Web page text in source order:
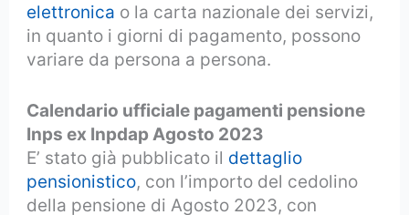
elettronica o la carta nazionale dei servizi,
in quanto i giorni di pagamento, possono
variare da persona a persona.
Calendario ufficiale pagamenti pensione
Inps ex Inpdap Agosto 2023
E’ stato già pubblicato il dettaglio
pensionistico, con l’importo del cedolino
della pensione di Agosto 2023, con